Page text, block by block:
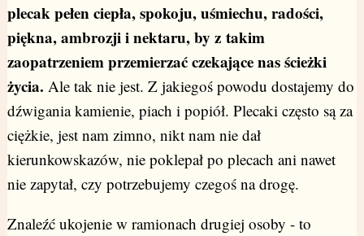
plecak pełen ciepła, spokoju, uśmiechu, radości,
piękna, ambrozji i nektaru, by z takim
zaopatrzeniem przemierzać czekające nas ścieżki
życia. Ale tak nie jest. Z jakiegoś powodu dostajemy do
dźwigania kamienie, piach i popiół. Plecaki często są za
ciężkie, jest nam zimno, nikt nam nie dał
kierunkowskazów, nie poklepał po plecach ani nawet
nie zapytał, czy potrzebujemy czegoś na drogę.
Znaleźć ukojenie w ramionach drugiej osoby - to